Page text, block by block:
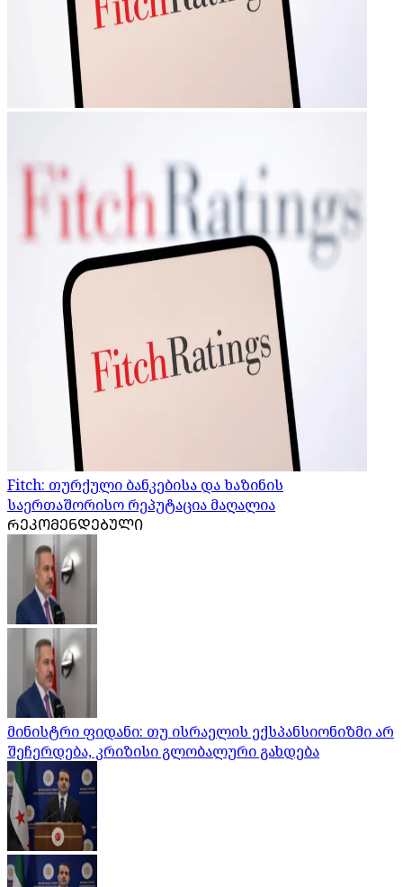
Fitch: თურქული ბანკებისა და ხაზინის
საერთაშორისო რეპუტაცია მაღალია
ᲠᲔᲙᲝᲛᲔᲜᲓᲔᲑᲣᲚᲘ
მინისტრი ფიდანი: თუ ისრაელის ექსპანსიონიზმი არ
შეჩერდება, კრიზისი გლობალური გახდება